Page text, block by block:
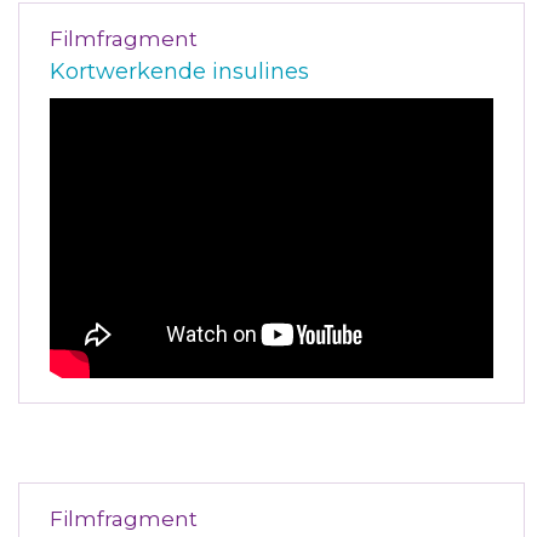
Filmfragment
Kortwerkende insulines
Filmfragment